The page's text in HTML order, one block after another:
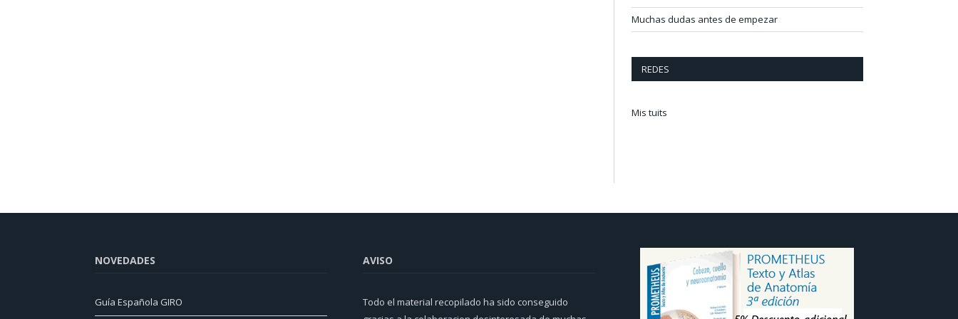
Muchas dudas antes de empezar
REDES
Mis tuits
NOVEDADES
Guía Española GIRO
AVISO
Todo el material recopilado ha sido conseguido